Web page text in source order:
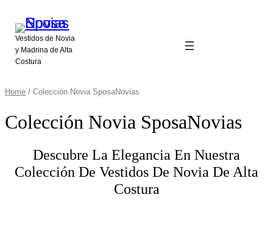
Vestidos de Novia
y Madrina de Alta
Costura
Home / Colección Novia SposaNovias
Colección Novia SposaNovias
Descubre La Elegancia En Nuestra
Colección De Vestidos De Novia De Alta
Costura